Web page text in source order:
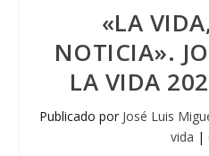
«LA
NOTICIA».
LA VIDA
Publicado por José Luis
vida |